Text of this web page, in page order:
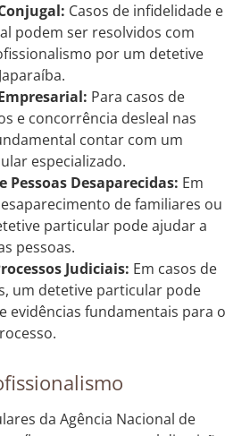
Casos de infidelidade e
podem ser resolvidos com
por um detetive
Para casos de
e concorrência desleal nas
contar com um
especializado.
Pessoas Desaparecidas: Em
de familiares ou
particular pode ajudar a
pessoas.
Judiciais: Em casos de
um detetive particular pode
evidências fundamentais para o
da Agência Nacional de